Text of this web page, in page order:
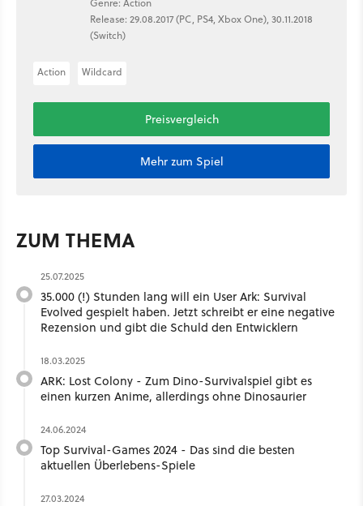
Genre: Action
Release: 29.08.2017 (PC, PS4, Xbox One), 30.11.2018
(Switch)
Action Wildcard
Preisvergleich
Mehr zum Spiel
ZUM THEMA
25.07.2025
35.000 (!) Stunden lang will ein User Ark: Survival
Evolved gespielt haben. Jetzt schreibt er eine negative
Rezension und gibt die Schuld den Entwicklern
18.03.2025
ARK: Lost Colony - Zum Dino-Survivalspiel gibt es
einen kurzen Anime, allerdings ohne Dinosaurier
24.06.2024
Top Survival-Games 2024 - Das sind die besten
aktuellen Überlebens-Spiele
27.03.2024